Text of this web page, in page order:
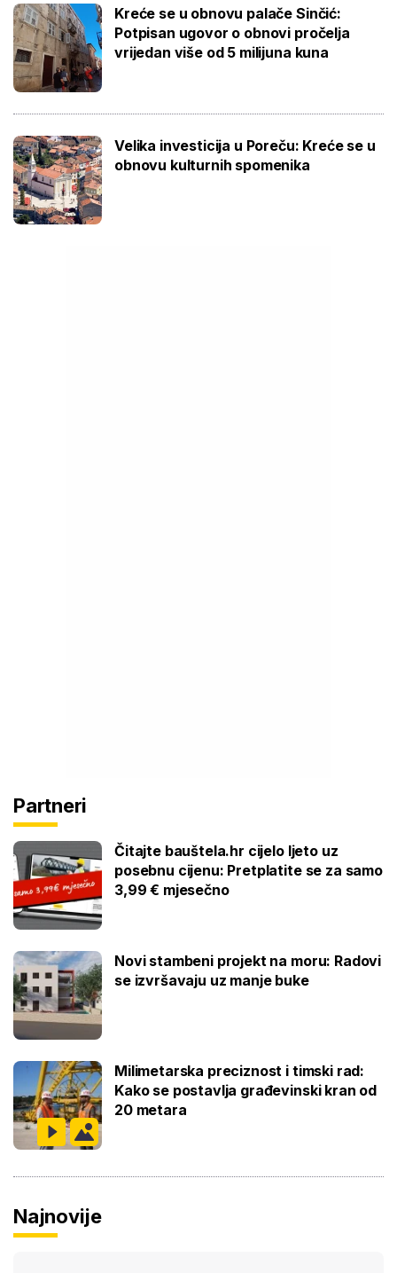
Kreće se u obnovu palače Sinčić:
Potpisan ugovor o obnovi pročelja
vrijedan više od 5 milijuna kuna
Velika investicija u Poreču: Kreće se u
obnovu kulturnih spomenika
Partneri
Čitajte bauštela.hr cijelo ljeto uz
posebnu cijenu: Pretplatite se za samo
3,99 € mjesečno
Novi stambeni projekt na moru: Radovi
se izvršavaju uz manje buke
Milimetarska preciznost i timski rad:
Kako se postavlja građevinski kran od
20 metara
Najnovije